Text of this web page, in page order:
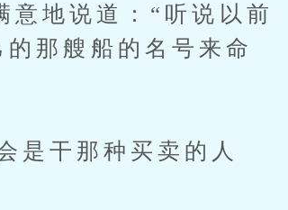
说道：“听说以前
那艘船的名号来命
干那种买卖的人